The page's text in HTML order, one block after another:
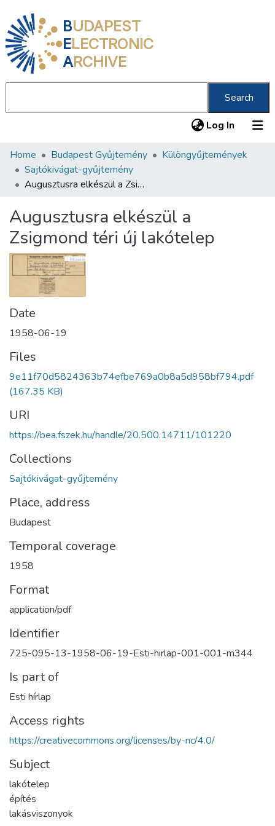
BUDAPEST
ELECTRONIC
ARCHIVE
Search
Log In (current)
Communities & Collections
All of DSpace
About us
Home Budapest Gyűjtemény
Különgyűjtemények
Sajtókivágat-gyűjtemény
Augusztusra elkészül a Zsigmond téri új lakótelep
Augusztusra elkészül a
Zsigmond téri új lakótelep
Date
1958-06-19
Files
9e11f70d5824363b74efbe769a0b8a5d958bf794.pdf
(167.35 KB)
URI
https://bea.fszek.hu/handle/20.500.14711/101220
Collections
Sajtókivágat-gyűjtemény
Place, address
Budapest
Temporal coverage
1958
Format
application/pdf
Identifier
725-095-13-1958-06-19-Esti-hirlap-001-001-m344
Is part of
Esti hírlap
Access rights
https://creativecommons.org/licenses/by-nc/4.0/
Subject
lakótelep
építés
lakásviszonyok